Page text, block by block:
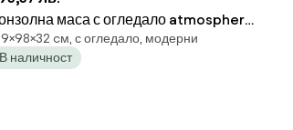
маса с огледало atmosphera
98 cm, Метал
cм, с огледало, модерни
В наличност